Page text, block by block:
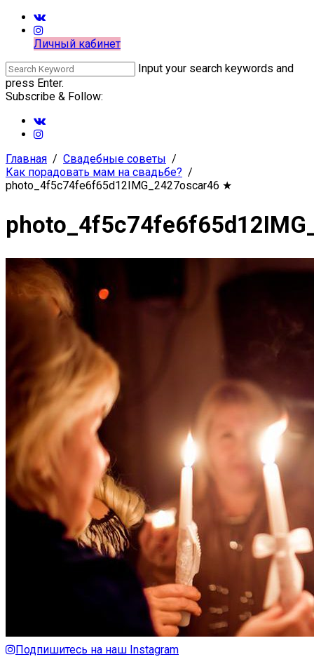
Личный кабинет
Input your search keywords and
press Enter.
Subscribe & Follow:
Главная
Свадебные советы
Как порадовать мам на свадьбе?
photo_4f5c74fe6f65d12IMG_2427oscar46 ★
Подпишитесь на наш Instagram